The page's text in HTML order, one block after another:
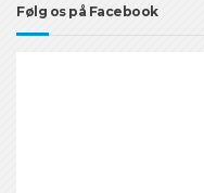
Følg os på Facebook